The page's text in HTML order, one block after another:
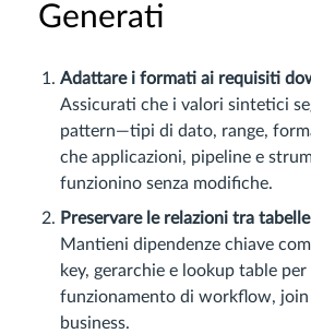
Generati
Adattare i formati ai requisiti
Assicurati che i valori sintetici
pattern—tipi di dato, range,
che applicazioni, pipeline e
funzionino senza modifiche.
Preservare le relazioni tra
Mantieni dipendenze chiave
key, gerarchie e lookup table
funzionamento di workflow, join
business.